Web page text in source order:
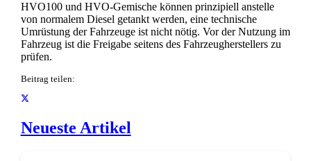
HVO100 und HVO-Gemische können prinzipiell anstelle
von normalem Diesel getankt werden, eine technische
Umrüstung der Fahrzeuge ist nicht nötig. Vor der Nutzung im
Fahrzeug ist die Freigabe seitens des Fahrzeugherstellers zu
prüfen.
Beitrag teilen:
Neueste Artikel